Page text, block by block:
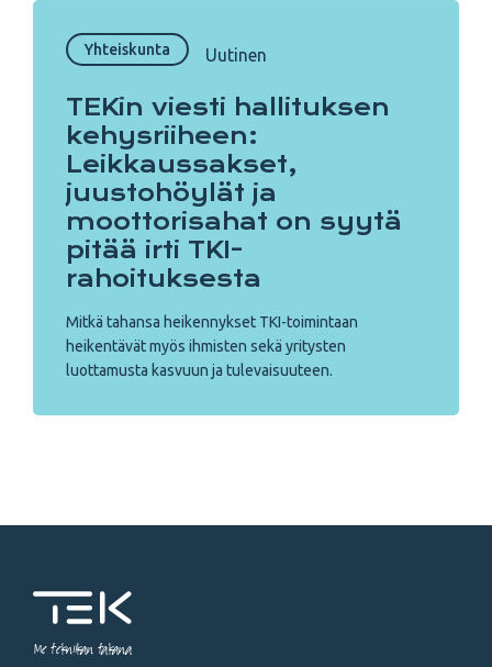
Yhteiskunta Uutinen
TEKin viesti hallituksen
kehysriiheen:
Leikkaussakset,
juustohöylät ja
moottorisahat on syytä
pitää irti TKI-
rahoituksesta
Mitkä tahansa heikennykset TKI-toimintaan
heikentävät myös ihmisten sekä yritysten
luottamusta kasvuun ja tulevaisuuteen.
Me tekniikan takana